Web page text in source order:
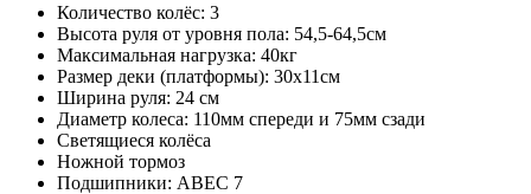
Количество колёс: 3
Высота руля от уровня пола: 54,5-64,5см
Максимальная нагрузка: 40кг
Размер деки (платформы): 30х11см
Ширина руля: 24 см
Диаметр колеса: 110мм спереди и 75мм сзади
Светящиеся колёса
Ножной тормоз
Подшипники: ABEC 7